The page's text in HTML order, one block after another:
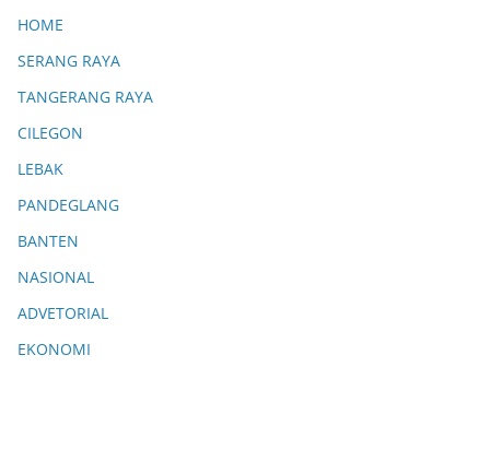
HOME
SERANG RAYA
TANGERANG RAYA
CILEGON
LEBAK
PANDEGLANG
BANTEN
NASIONAL
ADVETORIAL
EKONOMI